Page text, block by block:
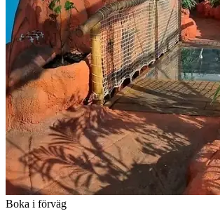
Boka i förväg